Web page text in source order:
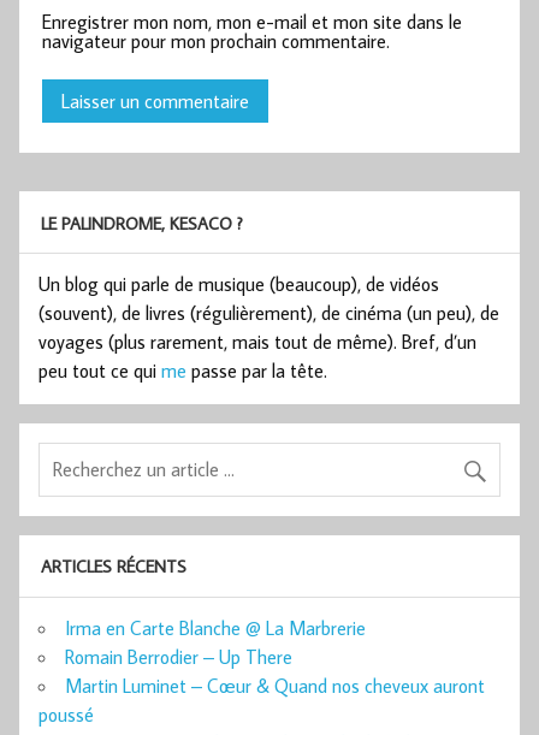
Enregistrer mon nom, mon e-mail et mon site dans le
navigateur pour mon prochain commentaire.
LE PALINDROME, KESACO ?
Un blog qui parle de musique (beaucoup), de vidéos
(souvent), de livres (régulièrement), de cinéma (un peu), de
voyages (plus rarement, mais tout de même). Bref, d’un
peu tout ce qui me passe par la tête.
ARTICLES RÉCENTS
Irma en Carte Blanche @ La Marbrerie
Romain Berrodier – Up There
Martin Luminet – Cœur & Quand nos cheveux auront
poussé